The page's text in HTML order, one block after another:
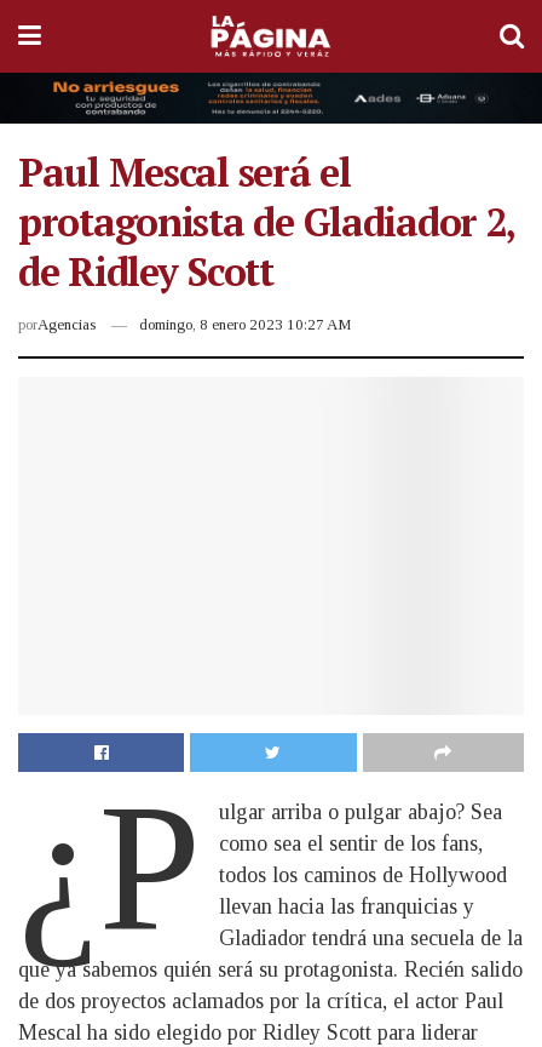
Paul Mescal será el
protagonista de Gladiador 2,
de Ridley Scott
porAgencias domingo, 8 enero 2023 10:27 AM
¿P
ulgar arriba o pulgar abajo? Sea
como sea el sentir de los fans,
todos los caminos de Hollywood
llevan hacia las franquicias y
Gladiador tendrá una secuela de la
que ya sabemos quién será su protagonista. Recién salido
de dos proyectos aclamados por la crítica, el actor Paul
Mescal ha sido elegido por Ridley Scott para liderar